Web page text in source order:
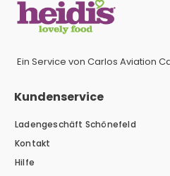
Ein Service von Carlos Aviation
Kundenservice
Ladengeschäft Schönefeld
Kontakt
Hilfe